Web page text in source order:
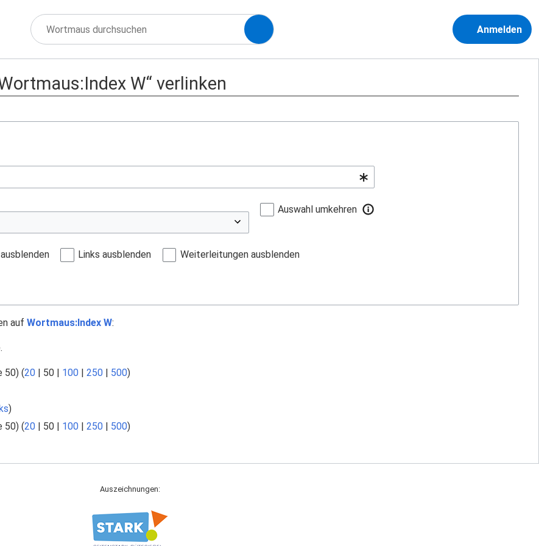
Anmelden
W“ verlinken
Auswahl umkehren
Links ausblenden Weiterleitungen ausblenden
auf Wortmaus:Index W:
50) (20 | 50 | 100 | 250 | 500)
)
50) (20 | 50 | 100 | 250 | 500)
Auszeichnungen: